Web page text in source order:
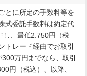
とに所定の手数料等を
式委託手数料は約定代
し、最低2,750円（税
トレード経由でお取引
万円までなら、取引
円（税込）、以降、